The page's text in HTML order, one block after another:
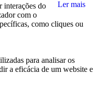
Ler mais
interações do
com o
como cliques ou
para analisar os
a eficácia de um website e